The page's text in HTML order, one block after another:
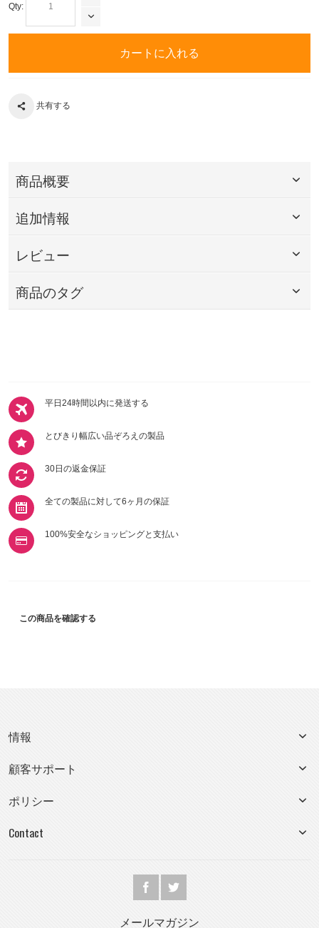
Qty:
カートに入れる
共有する
平日24時間以内に発送する
とびきり幅広い品ぞろえの製品
30日の返金保証
全ての製品に対して6ヶ月の保証
100%安全なショッピングと支払い
この商品を確認する
商品概要
追加情報
レビュー
商品のタグ
情報
顧客サポート
ポリシー
Contact
メールマガジン